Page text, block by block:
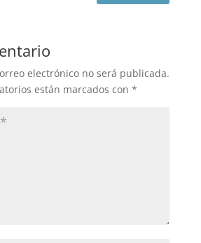
electrónico no será publicada.
están marcados con *